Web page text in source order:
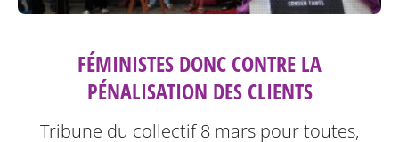
FÉMINISTES DONC CONTRE LA
PÉNALISATION DES CLIENTS
Tribune du collectif 8 mars pour toutes,